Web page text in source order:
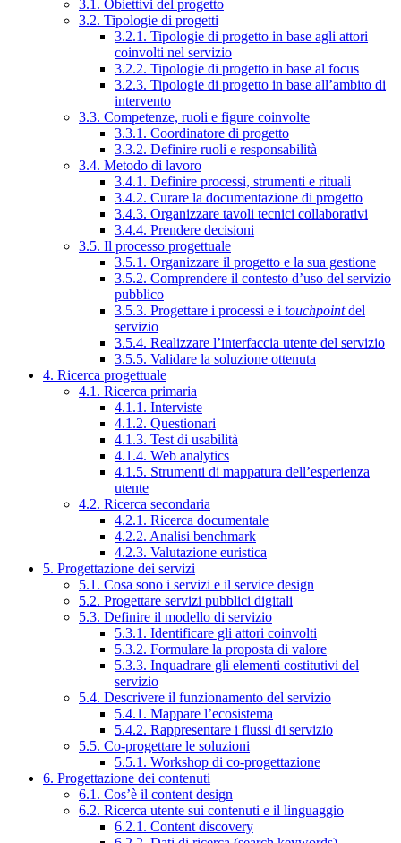
3.1. Obiettivi del progetto
3.2. Tipologie di progetti
3.2.1. Tipologie di progetto in base agli attori
coinvolti nel servizio
3.2.2. Tipologie di progetto in base al focus
3.2.3. Tipologie di progetto in base all’ambito di
intervento
3.3. Competenze, ruoli e figure coinvolte
3.3.1. Coordinatore di progetto
3.3.2. Definire ruoli e responsabilità
3.4. Metodo di lavoro
3.4.1. Definire processi, strumenti e rituali
3.4.2. Curare la documentazione di progetto
3.4.3. Organizzare tavoli tecnici collaborativi
3.4.4. Prendere decisioni
3.5. Il processo progettuale
3.5.1. Organizzare il progetto e la sua gestione
3.5.2. Comprendere il contesto d’uso del servizio
pubblico
3.5.3. Progettare i processi e i touchpointdel
servizio
3.5.4. Realizzare l’interfaccia utente del servizio
3.5.5. Validare la soluzione ottenuta
4. Ricerca progettuale
4.1. Ricerca primaria
4.1.1. Interviste
4.1.2. Questionari
4.1.3. Test di usabilità
4.1.4. Web analytics
4.1.5. Strumenti di mappatura dell’esperienza
utente
4.2. Ricerca secondaria
4.2.1. Ricerca documentale
4.2.2. Analisi benchmark
4.2.3. Valutazione euristica
5. Progettazione dei servizi
5.1. Cosa sono i servizi e il service design
5.2. Progettare servizi pubblici digitali
5.3. Definire il modello di servizio
5.3.1. Identificare gli attori coinvolti
5.3.2. Formulare la proposta di valore
5.3.3. Inquadrare gli elementi costitutivi del
servizio
5.4. Descrivere il funzionamento del servizio
5.4.1. Mappare l’ecosistema
5.4.2. Rappresentare i flussi di servizio
5.5. Co-progettare le soluzioni
5.5.1. Workshop di co-progettazione
6. Progettazione dei contenuti
6.1. Cos’è il content design
6.2. Ricerca utente sui contenuti e il linguaggio
6.2.1. Content discovery